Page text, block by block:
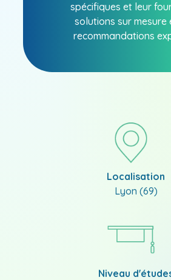
spécifiques et leur
solutions sur mesure
recommandations
Localisation
Lyon (69)
Niveau